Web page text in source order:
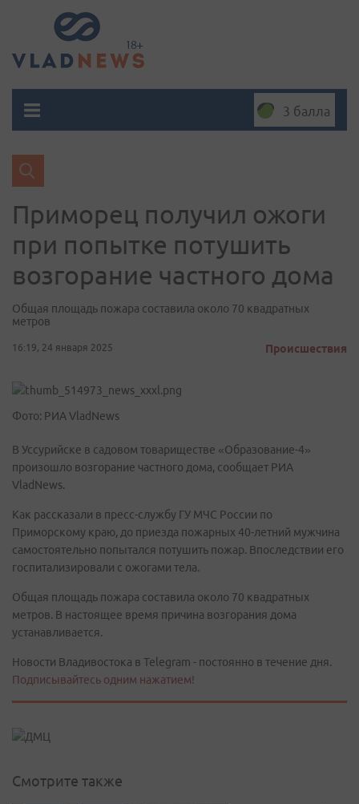
3 балла
Приморец получил ожоги
при попытке потушить
возгорание частного дома
Общая площадь пожара составила около 70 квадратных
метров
16:19, 24 января 2025 Происшествия
Фото: РИА VladNews
В Уссурийске в садовом товариществе «Образование-4»
произошло возгорание частного дома, сообщает РИА
VladNews.
Как рассказали в пресс-службу ГУ МЧС России по
Приморскому краю, до приезда пожарных 40-летний мужчина
самостоятельно попытался потушить пожар. Впоследствии его
госпитализировали с ожогами тела.
Общая площадь пожара составила около 70 квадратных
метров. В настоящее время причина возгорания дома
устанавливается.
Новости Владивостока в Telegram - постоянно в течение дня.
Подписывайтесь одним нажатием!
Смотрите также